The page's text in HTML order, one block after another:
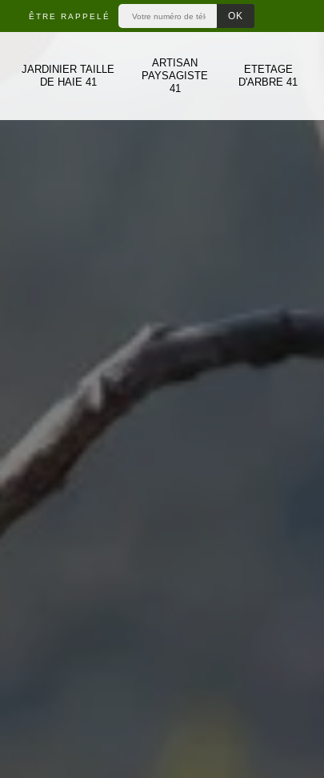
ÊTRE RAPPELÉ
JARDINIER TAILLE
DE HAIE 41
ARTISAN
PAYSAGISTE
41
ETETAGE
D'ARBRE 41